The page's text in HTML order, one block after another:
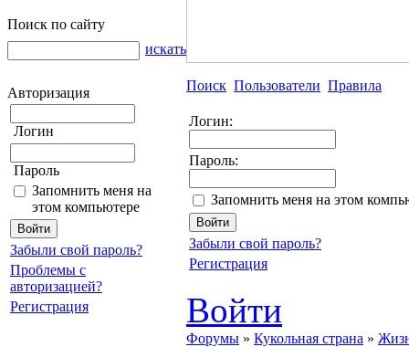
Поиск по сайту
искать
Авторизация
Логин
Пароль
Запомнить меня на
этом компьютере
Забыли свой пароль?
Проблемы с
авторизацией?
Регистрация
Поиск Пользователи Правила
Логин:
Пароль:
Запомнить меня на этом
Забыли свой пароль?
Регистрация
Войти
Форумы » Кукольная страна »